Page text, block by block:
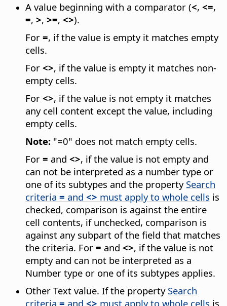
A value beginning with a comparator (<, <=,
=, >, >=, <>).
For =, if the value is empty it matches empty
cells.
For <>, if the value is empty it matches non-
empty cells.
For <>, if the value is not empty it matches
any cell content except the value, including
empty cells.
Note: "=0" does not match empty cells.
For = and <>, if the value is not empty and
can not be interpreted as a number type or
one of its subtypes and the property Search
criteria = and <> must apply to whole cells is
checked, comparison is against the entire
cell contents, if unchecked, comparison is
against any subpart of the field that matches
the criteria. For = and <>, if the value is not
empty and can not be interpreted as a
Number type or one of its subtypes applies.
Other Text value. If the property Search
criteria = and <> must apply to whole cells is